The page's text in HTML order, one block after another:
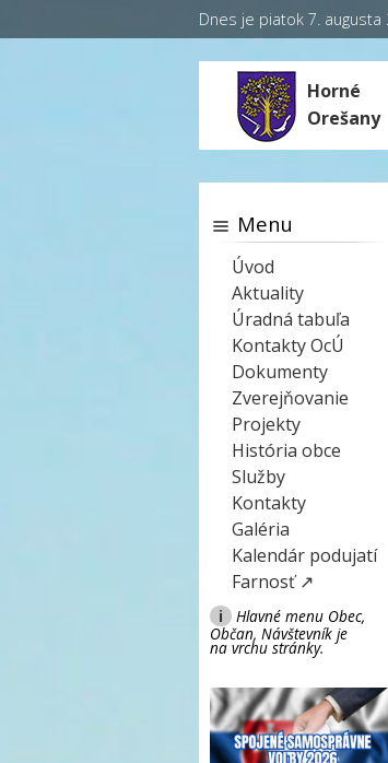
Dnes je piatok 7. augusta
Horné
Orešany
Menu
Úvod
Aktuality
Úradná tabuľa
Kontakty OcÚ
Dokumenty
Zverejňovanie
Projekty
História obce
Služby
Kontakty
Galéria
Kalendár podujatí
Farnosť ↗
i
Hlavné menu Obec,
Občan, Návštevník je
na vrchu stránky.